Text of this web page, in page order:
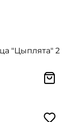
"Цыплята" 2